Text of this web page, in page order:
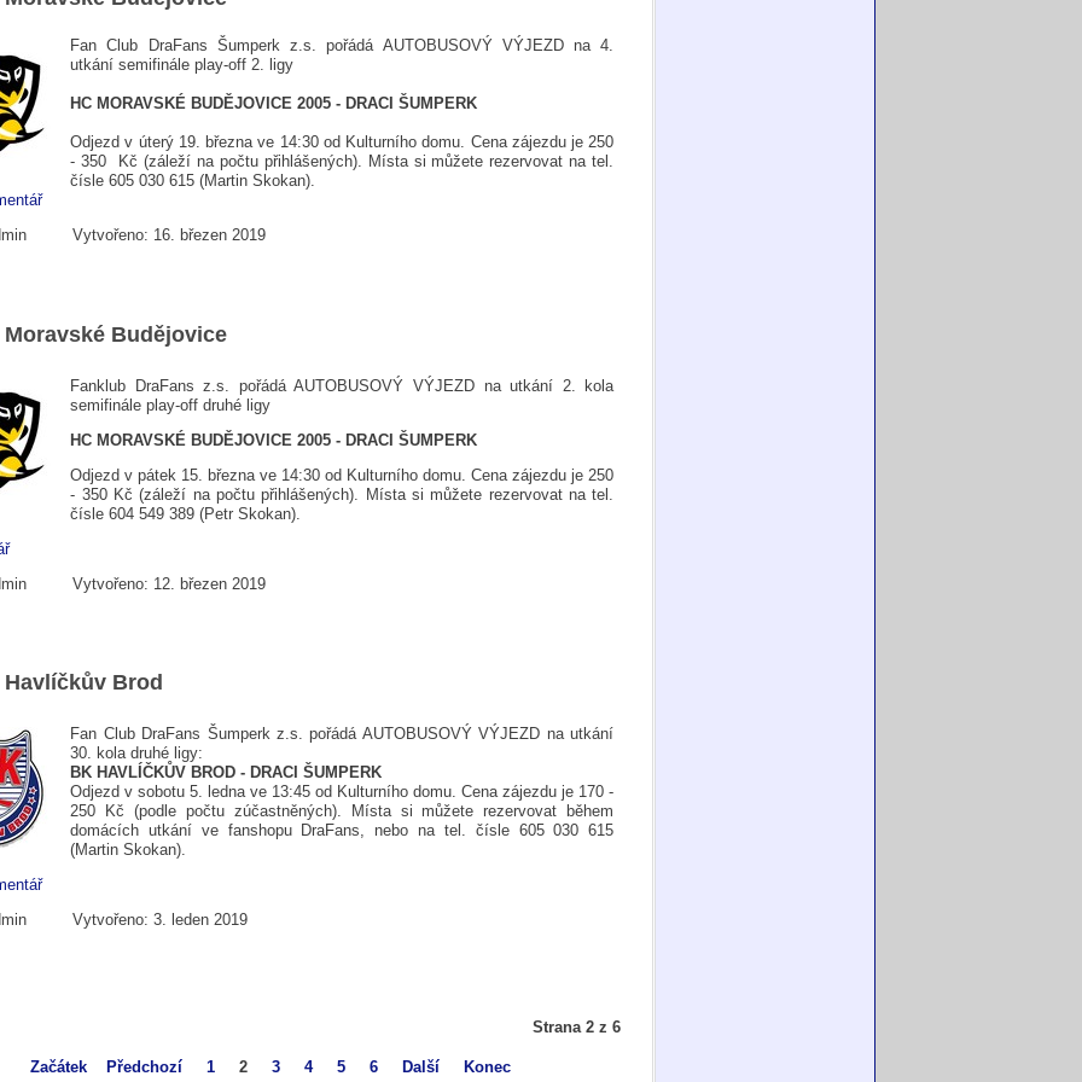
Fan Club DraFans Šumperk z.s. pořádá AUTOBUSOVÝ VÝJEZD na 4.
utkání semifinále play-off 2. ligy
HC MORAVSKÉ BUDĚJOVICE 2005 - DRACI ŠUMPERK
Odjezd v úterý 19. března ve 14:30 od Kulturního domu. Cena zájezdu je 250
- 350 Kč (záleží na počtu přihlášených). Místa si můžete rezervovat na tel.
čísle 605 030 615 (Martin Skokan).
Vytvořeno: 16. březen 2019
Moravské Budějovice
Fanklub DraFans z.s. pořádá AUTOBUSOVÝ VÝJEZD na utkání 2. kola
semifinále play-off druhé ligy
HC MORAVSKÉ BUDĚJOVICE 2005 - DRACI ŠUMPERK
Odjezd v pátek 15. března ve 14:30 od Kulturního domu. Cena zájezdu je 250
- 350 Kč (záleží na počtu přihlášených). Místa si můžete rezervovat na tel.
čísle 604 549 389 (Petr Skokan).
Vytvořeno: 12. březen 2019
Havlíčkův Brod
Fan Club DraFans Šumperk z.s. pořádá AUTOBUSOVÝ VÝJEZD na utkání
30. kola druhé ligy:
BK HAVLÍČKŮV BROD - DRACI ŠUMPERK
Odjezd v sobotu 5. ledna ve 13:45 od Kulturního domu. Cena zájezdu je 170 -
250 Kč (podle počtu zúčastněných). Místa si můžete rezervovat během
domácích utkání ve fanshopu DraFans, nebo na tel. čísle 605 030 615
(Martin Skokan).
Vytvořeno: 3. leden 2019
Strana 2 z 6
Začátek Předchozí 1 2 3 4 5 6 Další Konec